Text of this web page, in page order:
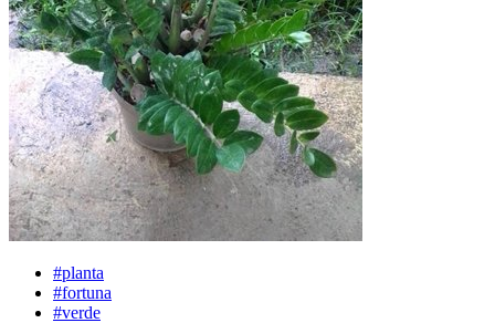
#planta
#fortuna
#verde